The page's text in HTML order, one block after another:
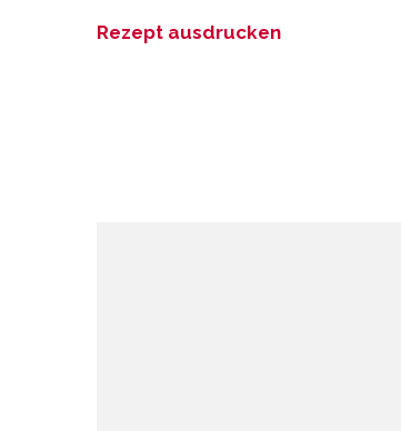
Rezept ausdrucken